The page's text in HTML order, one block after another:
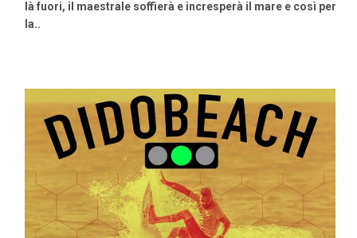
là fuori, il maestrale soffierà e incresperà il mare e così per
la..